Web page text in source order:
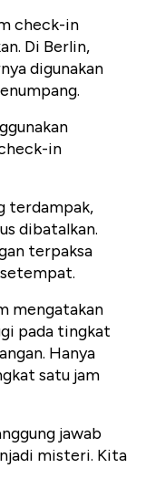
check-in
Di Berlin,
digunakan
in
terdampak,
dibatalkan.
terpaksa
mengatakan
pada tingkat
Hanya
satu jam
jawab
misteri. Kita